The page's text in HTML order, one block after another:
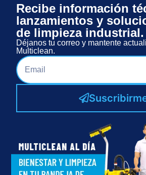
Recibe información
lanzamientos y
de limpieza industrial.
Déjanos tu correo y mantente
Multiclean.